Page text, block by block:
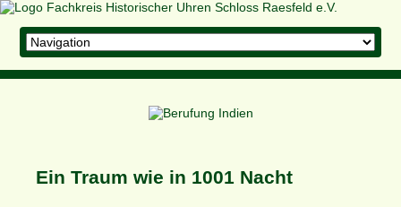
Zielseite
Ein Traum wie in 1001 Nacht